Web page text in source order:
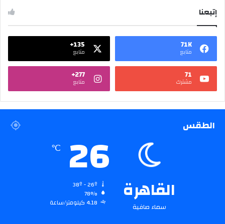
إتبعنا
71K
متابع
135+
متابع
71
مشترك
277+
متابع
الطقس
القاهرة
سماء صافية
26
℃
78%
4.18 كيلومتر/ساعة